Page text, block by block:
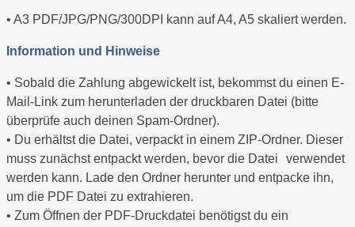
• A3 PDF/JPG/PNG/300DPI kann auf A4, A5 skaliert werden.
Information und Hinweise
• Sobald die Zahlung abgewickelt ist, bekommst du einen E-
Mail-Link zum herunterladen der druckbaren Datei (bitte
überprüfe auch deinen Spam-Ordner).
• Du erhältst die Datei, verpackt in einem ZIP-Ordner. Dieser
muss zunächst entpackt werden, bevor die Datei verwendet
werden kann. Lade den Ordner herunter und entpacke ihn,
um die PDF Datei zu extrahieren.
• Zum Öffnen der PDF-Druckdatei benötigst du ein